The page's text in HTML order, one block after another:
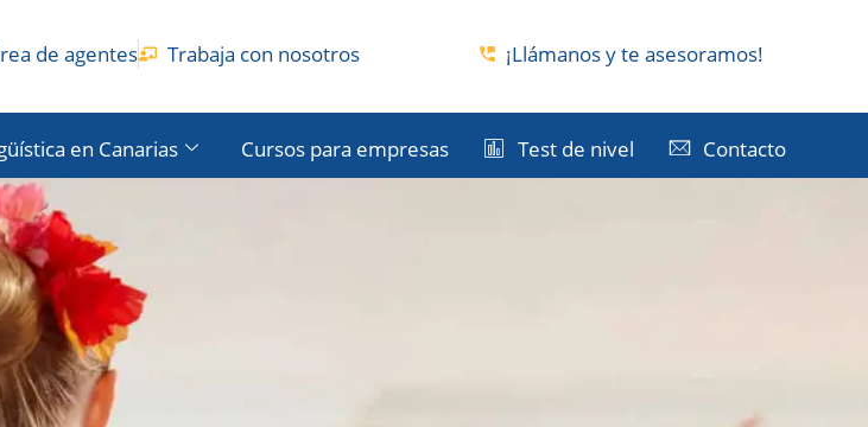
de agentes Trabaja con nosotros ¡Llámanos y te asesoramos!
en Canarias Cursos para empresas Test de nivel Contacto